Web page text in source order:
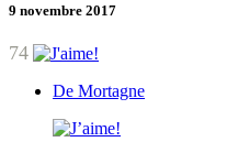
9 novembre 2017
74
De Mortagne